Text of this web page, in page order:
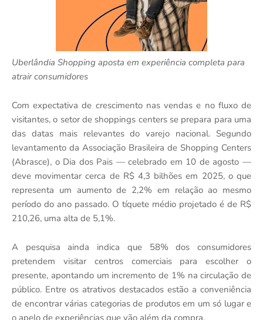
Uberlândia Shopping aposta em experiência completa para
atrair consumidores
Com expectativa de crescimento nas vendas e no fluxo de
visitantes, o setor de shoppings centers se prepara para uma
das datas mais relevantes do varejo nacional. Segundo
levantamento da Associação Brasileira de Shopping Centers
(Abrasce), o Dia dos Pais — celebrado em 10 de agosto —
deve movimentar cerca de R$ 4,3 bilhões em 2025, o que
representa um aumento de 2,2% em relação ao mesmo
período do ano passado. O tíquete médio projetado é de R$
210,26, uma alta de 5,1%.
A pesquisa ainda indica que 58% dos consumidores
pretendem visitar centros comerciais para escolher o
presente, apontando um incremento de 1% na circulação de
público. Entre os atrativos destacados estão a conveniência
de encontrar várias categorias de produtos em um só lugar e